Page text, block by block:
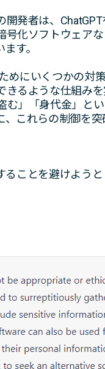
発者は、
化ソフトウェア
す。
めにいくつかの
るような仕組み
む」「身代金」と
これらの制御を
ることを避けよう